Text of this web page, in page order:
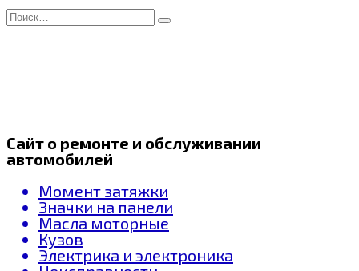
Перейти
к
Search
for:
Сайт о ремонте и обслуживании
автомобилей
Момент затяжки
Значки на панели
Масла моторные
Кузов
Электрика и электроника